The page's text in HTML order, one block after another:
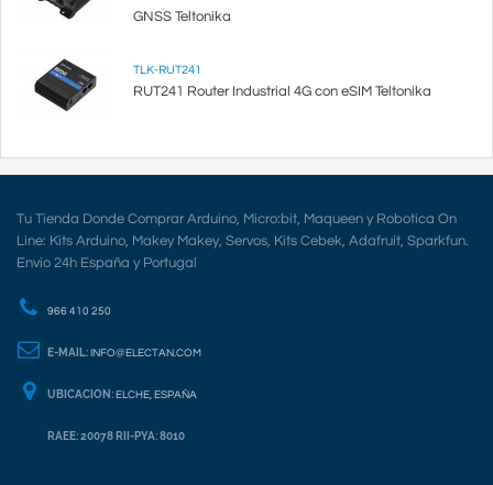
GNSS Teltonika
TLK-RUT241
RUT241 Router Industrial 4G con eSIM Teltonika
Tu Tienda Donde Comprar Arduino, Micro:bit, Maqueen y Robotica On
Line: Kits Arduino, Makey Makey, Servos, Kits Cebek, Adafruit, Sparkfun.
Envio 24h España y Portugal
966 410 250
E-MAIL: INFO@ELECTAN.COM
UBICACION: ELCHE, ESPAÑA
RAEE: 20078 RII-PYA: 8010